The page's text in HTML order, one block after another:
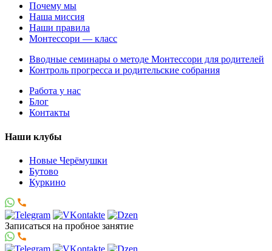
Почему мы
Наша миссия
Наши правила
Монтессори — класс
Вводные семинары о методе Монтессори для родителей
Контроль прогресса и родительские собрания
Работа у нас
Блог
Контакты
Наши клубы
Новые Черёмушки
Бутово
Куркино
Записаться на пробное занятие